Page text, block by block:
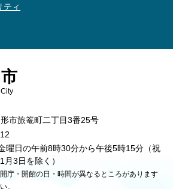
ティ
市旅篭町二丁目3番25号
曜日の午前8時30分から午後5時15分（祝
3日を除く）
庁・開館の日・時間が異なるところがあります
。